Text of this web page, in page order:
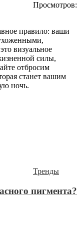
Просмотров:
правило: ваши
визуальное
силы,
отбросим
станет вашим
ночь.
Тренды
пигмента?